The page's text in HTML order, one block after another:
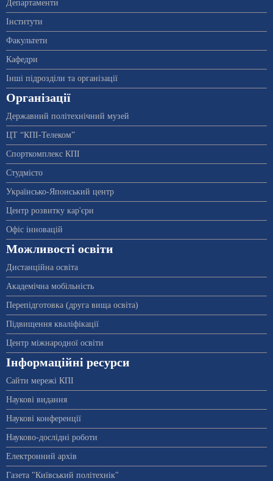
Департаменти
Інститути
Факультети
Кафедри
Інші підрозділи та організації
Організації
Державний політехнічний музей
ЦТ “КПІ-Телеком”
Спорткомплекс КПІ
Студмісто
Українсько-Японський центр
Центр розвитку кар'єри
Офіс інновацій
Можливості освіти
Дистанційна освіта
Академічна мобільність
Перепідготовка (друга вища освіта)
Підвищення кваліфікації
Центр міжнародної освіти
Інформаційні ресурси
Сайти мережі КПІ
Наукові видання
Наукові конференції
Науково-дослідні роботи
Електронний архів
Газета "Київський політехнік"